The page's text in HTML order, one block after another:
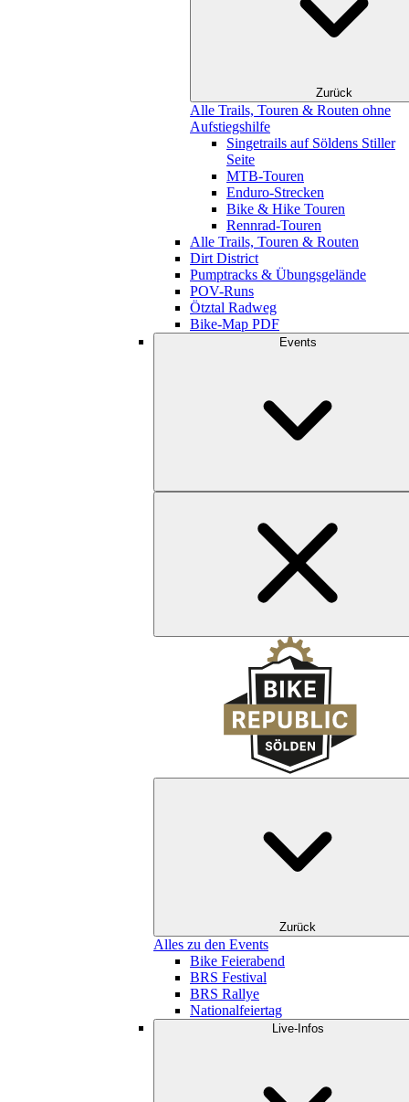
Zurück
Alle Trails, Touren & Routen ohne
Aufstiegshilfe
Singetrails auf Söldens Stiller
Seite
MTB-Touren
Enduro-Strecken
Bike & Hike Touren
Rennrad-Touren
Alle Trails, Touren & Routen
Dirt District
Pumptracks & Übungsgelände
POV-Runs
Ötztal Radweg
Bike-Map PDF
Events
Zurück
Alles zu den Events
Bike Feierabend
BRS Festival
BRS Rallye
Nationalfeiertag
Live-Infos